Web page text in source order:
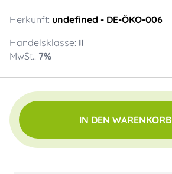
Herkunft: undefined - DE-ÖKO-006
Handelsklasse: II
MwSt.: 7%
IN DEN WARENKORB